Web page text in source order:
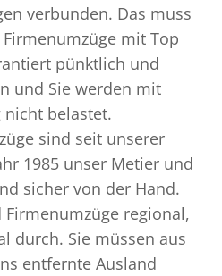
verbunden. Das muss
mit Top
pünktlich und
und Sie werden mit
nicht belastet.
sind seit unserer
1985 unser Metier und
sicher von der Hand.
Firmenumzüge regional,
durch. Sie müssen aus
entfernte Ausland